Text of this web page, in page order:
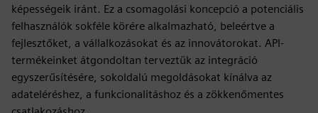
képességeik iránt. Ez a csomagolási koncepció a potenciális
felhasználók sokféle körére alkalmazható, beleértve a
fejlesztőket, a vállalkozásokat és az innovátorokat. API-
termékeinket átgondoltan terveztük az integráció
egyszerűsítésére, sokoldalú megoldásokat kínálva az
adateléréshez, a funkcionalitáshoz és a zökkenőmentes